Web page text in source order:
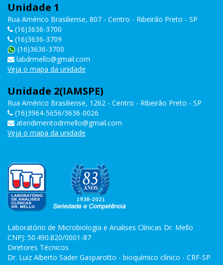
Unidade 1
Rua Américo Brasiliense, 807 - Centro - Ribeirão Preto - SP
(16)3636-3700
(16)3636-3709
(16)3636-3700
labdrmello@gmail.com
Veja o mapa da unidade
Unidade 2(IAMSPE)
Rua Américo Brasiliense, 1262 - Centro - Ribeirão Preto - SP
(16)3964-5656/3636-0026
atendimentodrmello@gmail.com
Veja o mapa da unidade
Laboratório de Microbiologia e Analises Clínicas Dr. Mello
CNPJ: 50.490.820/0001-87
Diretores Técnicos
Dr. Luiz Alberto Sader Gasparotto - bioquímico clínico - CRF-SP